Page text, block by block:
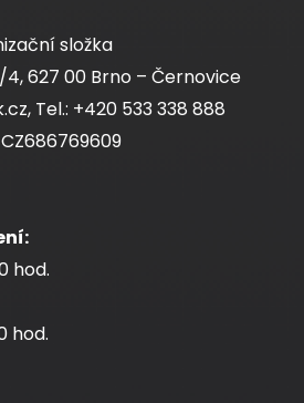
složka
4, 627 00 Brno – Černovice
Tel.: +420 533 338 888
CZ686769609
hod.
hod.